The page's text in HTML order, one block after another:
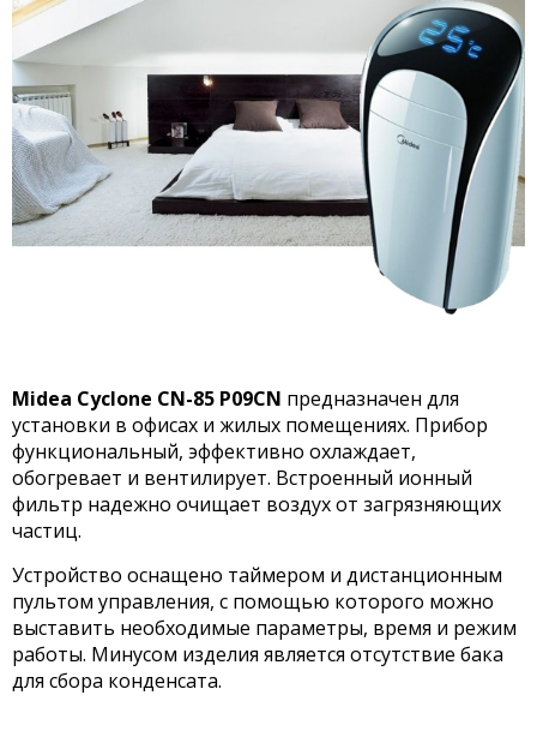
Midea Cyclone CN-85 P09CN предназначен для
установки в офисах и жилых помещениях. Прибор
функциональный, эффективно охлаждает,
обогревает и вентилирует. Встроенный ионный
фильтр надежно очищает воздух от загрязняющих
частиц.
Устройство оснащено таймером и дистанционным
пультом управления, с помощью которого можно
выставить необходимые параметры, время и режим
работы. Минусом изделия является отсутствие бака
для сбора конденсата.